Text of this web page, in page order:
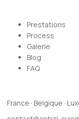
Prestations
Process
Galerie
Blog
FAQ
France · Belgique ·